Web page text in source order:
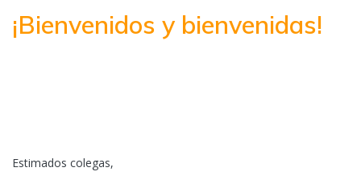
¡Bienvenidos y bienvenidas!
Estimados colegas,